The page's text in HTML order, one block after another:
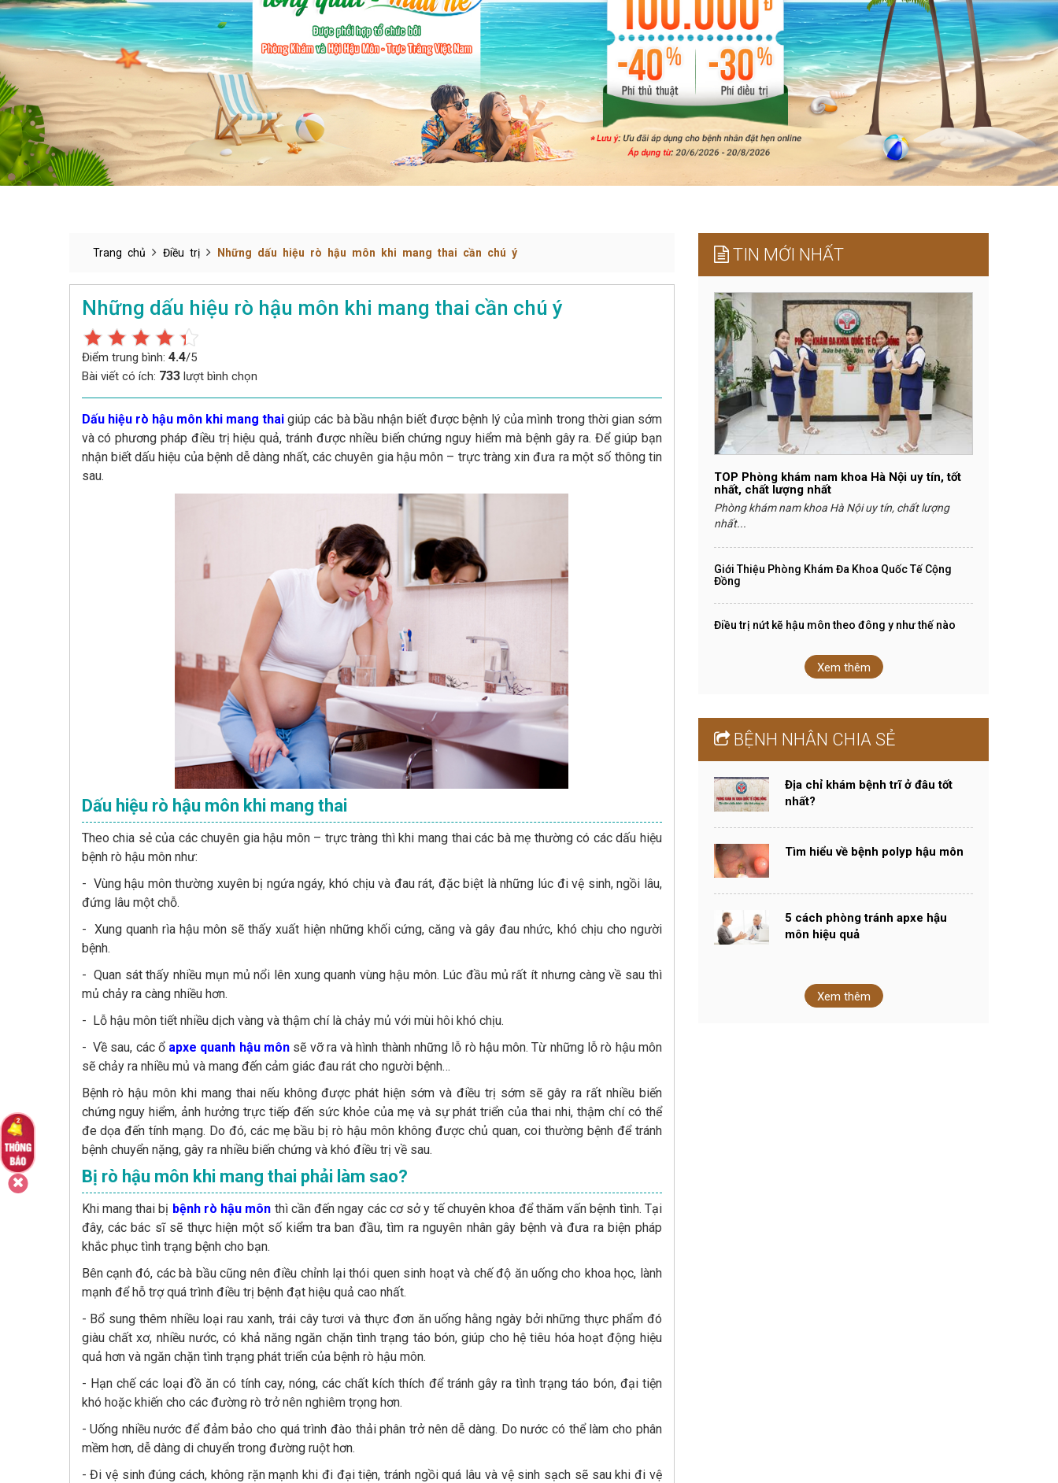
Trang chủ Điều trị Những dấu hiệu rò hậu môn khi mang thai cần chú ý
Những dấu hiệu rò hậu môn khi mang thai cần chú ý
Điểm trung bình: 4.4/5
Bài viết có ích: 733lượt bình chọn
Dấu hiệu rò hậu môn khi mang thai giúp các bà bầu nhận biết được bệnh lý của mình trong thời gian sớm
và có phương pháp điều trị hiệu quả, tránh được nhiều biến chứng nguy hiểm mà bệnh gây ra. Để giúp bạn
nhận biết dấu hiệu của bệnh dễ dàng nhất, các chuyên gia hậu môn – trực tràng xin đưa ra một số thông tin
sau.
Dấu hiệu rò hậu môn khi mang thai
Theo chia sẻ của các chuyên gia hậu môn – trực tràng thì khi mang thai các bà mẹ thường có các dấu hiệu
bệnh rò hậu môn như:
- Vùng hậu môn thường xuyên bị ngứa ngáy, khó chịu và đau rát, đặc biệt là những lúc đi vệ sinh, ngồi lâu,
đứng lâu một chỗ.
- Xung quanh rìa hậu môn sẽ thấy xuất hiện những khối cứng, căng và gây đau nhức, khó chịu cho người
bệnh.
- Quan sát thấy nhiều mụn mủ nổi lên xung quanh vùng hậu môn. Lúc đầu mủ rất ít nhưng càng về sau thì
mủ chảy ra càng nhiều hơn.
- Lỗ hậu môn tiết nhiều dịch vàng và thậm chí là chảy mủ với mùi hôi khó chịu.
- Về sau, các ổ apxe quanh hậu môn sẽ vỡ ra và hình thành những lỗ rò hậu môn. Từ những lỗ rò hậu môn
sẽ chảy ra nhiều mủ và mang đến cảm giác đau rát cho người bệnh…
Bệnh rò hậu môn khi mang thai nếu không được phát hiện sớm và điều trị sớm sẽ gây ra rất nhiều biến
chứng nguy hiểm, ảnh hưởng trực tiếp đến sức khỏe của mẹ và sự phát triển của thai nhi, thậm chí có thể
đe dọa đến tính mạng. Do đó, các mẹ bầu bị rò hậu môn không được chủ quan, coi thường bệnh để tránh
bệnh chuyển nặng, gây ra nhiều biến chứng và khó điều trị về sau.
Bị rò hậu môn khi mang thai phải làm sao?
Khi mang thai bị bệnh rò hậu môn thì cần đến ngay các cơ sở y tế chuyên khoa để thăm vấn bệnh tình. Tại
đây, các bác sĩ sẽ thực hiện một số kiểm tra ban đầu, tìm ra nguyên nhân gây bệnh và đưa ra biện pháp
khắc phục tình trạng bệnh cho bạn.
Bên cạnh đó, các bà bầu cũng nên điều chỉnh lại thói quen sinh hoạt và chế độ ăn uống cho khoa học, lành
mạnh để hỗ trợ quá trình điều trị bệnh đạt hiệu quả cao nhất.
- Bổ sung thêm nhiều loại rau xanh, trái cây tươi và thực đơn ăn uống hằng ngày bởi những thực phẩm đó
giàu chất xơ, nhiều nước, có khả năng ngăn chặn tình trạng táo bón, giúp cho hệ tiêu hóa hoạt động hiệu
quả hơn và ngăn chặn tình trạng phát triển của bệnh rò hậu môn.
- Hạn chế các loại đồ ăn có tính cay, nóng, các chất kích thích để tránh gây ra tình trạng táo bón, đại tiện
khó hoặc khiến cho các đường rò trở nên nghiêm trọng hơn.
- Uống nhiều nước để đảm bảo cho quá trình đào thải phân trở nên dễ dàng. Do nước có thể làm cho phân
mềm hơn, dễ dàng di chuyển trong đường ruột hơn.
- Đi vệ sinh đúng cách, không rặn mạnh khi đi đại tiện, tránh ngồi quá lâu và vệ sinh sạch sẽ sau khi đi vệ
TIN MỚI NHẤT
TOP Phòng khám nam khoa Hà Nội uy tín, tốt
nhất, chất lượng nhất
Phòng khám nam khoa Hà Nội uy tín, chất lượng
nhất...
Giới Thiệu Phòng Khám Đa Khoa Quốc Tế Cộng
Đồng
Điều trị nứt kẽ hậu môn theo đông y như thế nào
Xem thêm
BỆNH NHÂN CHIA SẺ
Địa chỉ khám bệnh trĩ ở đâu tốt
nhất?
Tìm hiểu về bệnh polyp hậu môn
5 cách phòng tránh apxe hậu
môn hiệu quả
Xem thêm